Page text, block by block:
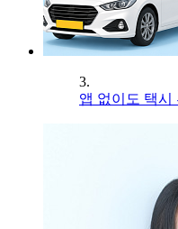
3.
앱 없이도 택시